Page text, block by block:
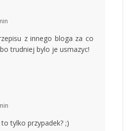
z innego bloga za co
trudniej bylo je usmazyc!
tylko przypadek? ;)